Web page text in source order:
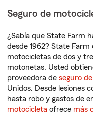
Seguro de
¿Sabía que State Farm
desde 1962? State
motocicletas de dos y
motonetas. Usted
proveedora de seguro
Unidos. Desde lesiones
hasta robo y gastos de
motocicleta ofrece más